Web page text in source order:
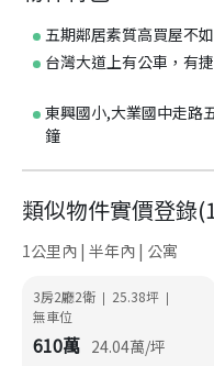
五期鄰居素質高買屋不
台灣大道上有公車，有
東興國小,大業國中走路
鐘
類似物件實價登錄(
1公里內 | 半年內 | 公寓
3房2廳2衛 | 25.38坪 |
無車位
610萬 24.04萬/坪